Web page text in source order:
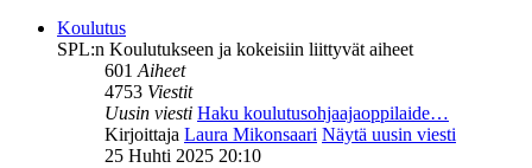
Koulutus
SPL:n Koulutukseen ja kokeisiin liittyvät aiheet
601Aiheet
4753 Viestit
Uusin viesti Haku koulutusohjaajaoppilaide…
Kirjoittaja Laura Mikonsaari Näytä uusin viesti
25 Huhti 2025 20:10